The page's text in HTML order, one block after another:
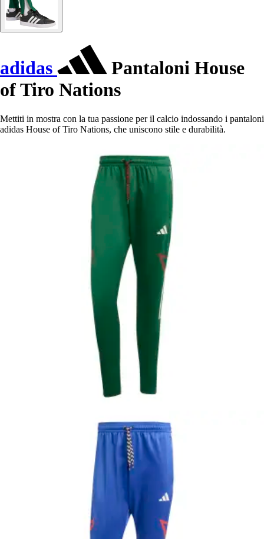
adidas
Pantaloni House
of Tiro Nations
Mettiti in mostra con la tua passione per il calcio indossando i pantaloni
adidas House of Tiro Nations, che uniscono stile e durabilità.